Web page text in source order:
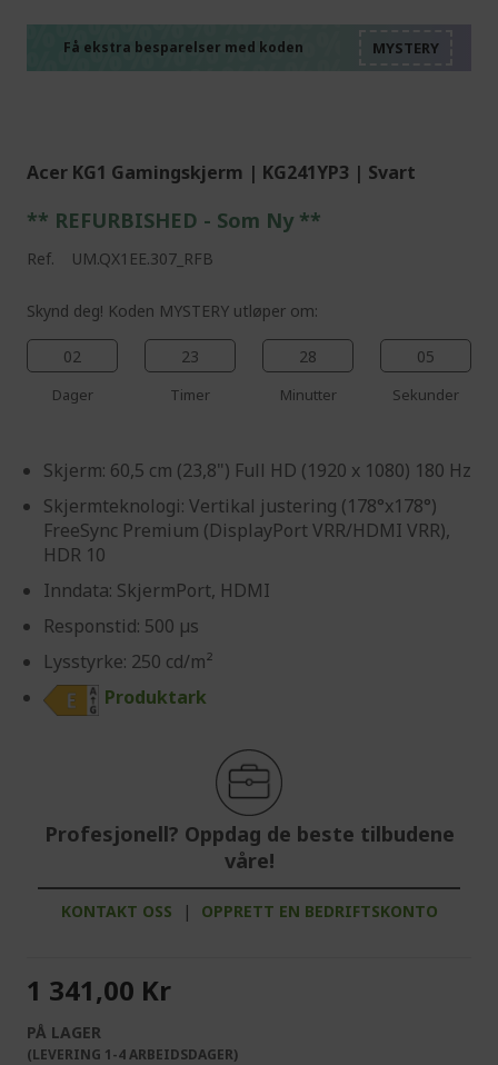
Få ekstra besparelser med koden
Acer KG1 Gamingskjerm | KG241YP3 | Svart
** REFURBISHED - Som Ny **
Ref. UM.QX1EE.307_RFB
Skynd deg! Koden MYSTERY utløper om:
02
Dager
23
Timer
28
Minutter
03
Sekunder
Skjerm: 60,5 cm (23,8") Full HD (1920 x 1080) 180 Hz
Skjermteknologi: Vertikal justering (178°x178°)
FreeSync Premium (DisplayPort VRR/HDMI VRR),
HDR 10
Inndata: SkjermPort, HDMI
Responstid: 500 µs
Lysstyrke: 250 cd/m²
Produktark
Profesjonell? Oppdag de beste tilbudene
våre!
KONTAKT OSS | OPPRETT EN BEDRIFTSKONTO
1 341,00 Kr
PÅ LAGER
(LEVERING 1-4 ARBEIDSDAGER)